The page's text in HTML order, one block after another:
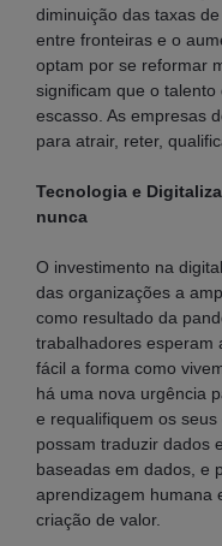
diminuição das taxas
entre fronteiras e o
optam por se reformar
significam que o
escasso. As empresas
para atrair, reter,
Tecnologia e
nunca
O investimento na
das organizações a
como resultado da
trabalhadores esperam
fácil a forma como
há uma nova urgência
e requalifiquem os
possam traduzir dados
baseadas em dados, e
aprendizagem humana
criação de valor.